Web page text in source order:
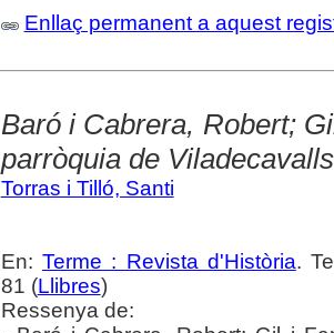
Enllaç permanent a aquest
Baró i Cabrera, Robert;
parròquia de Viladecavalls
Torras i Tilló, Santi
En: Terme : Revista d'Història.
81 (Llibres)
Ressenya de: